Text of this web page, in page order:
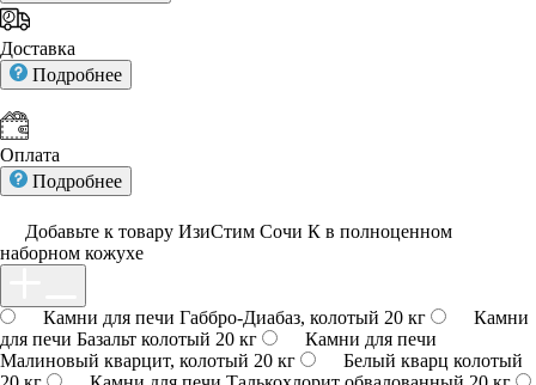
Доставка
Подробнее
Оплата
Подробнее
Добавьте к товару ИзиСтим Сочи К в полноценном
наборном кожухе
Камни для печи Габбро-Диабаз, колотый 20 кг
Камни
для печи Базальт колотый 20 кг
Камни для печи
Малиновый кварцит, колотый 20 кг
Белый кварц колотый